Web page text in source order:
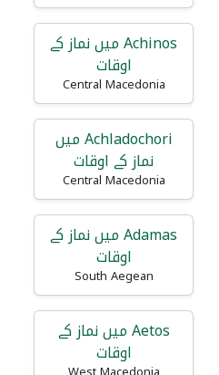
Achinos میں نماز کے
اوقات
Central Macedonia
Achladochori میں
نماز کے اوقات
Central Macedonia
Adamas میں نماز کے
اوقات
South Aegean
Aetos میں نماز کے
اوقات